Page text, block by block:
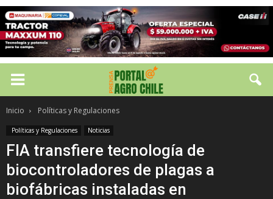
Inicio Políticas y Regulaciones
Políticas y Regulaciones Noticias
FIA transfiere tecnología de
biocontroladores de plagas a
biofábricas instaladas en